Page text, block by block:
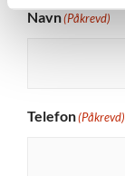
Navn(Påkrevd)
Telefon(Påkrevd)